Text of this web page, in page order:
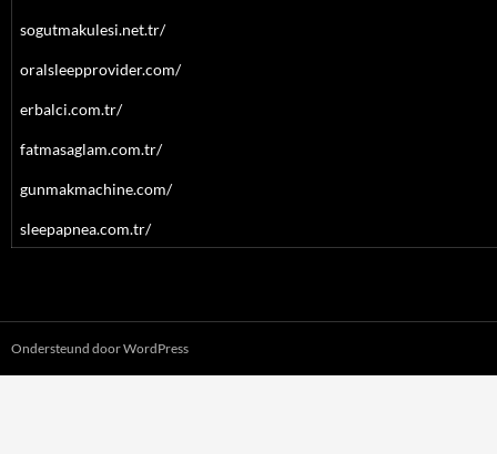
sogutmakulesi.net.tr/
oralsleepprovider.com/
erbalci.com.tr/
fatmasaglam.com.tr/
gunmakmachine.com/
sleepapnea.com.tr/
Ondersteund door WordPress